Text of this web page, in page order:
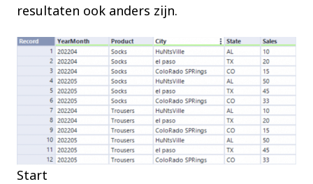
resultaten ook anders zijn.
Start